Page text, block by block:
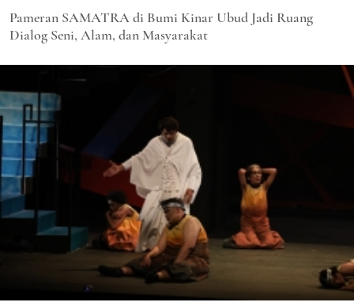
Pameran SAMATRA di Bumi Kinar Ubud Jadi Ruang
Dialog Seni, Alam, dan Masyarakat